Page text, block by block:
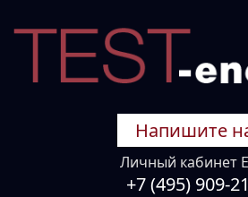
Напишите
Личный кабинет
+7 (495) 909-